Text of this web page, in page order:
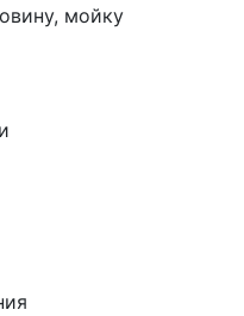
мойку